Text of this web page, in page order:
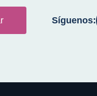
Síguenos: